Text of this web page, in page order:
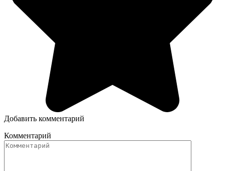
Добавить комментарий
Комментарий